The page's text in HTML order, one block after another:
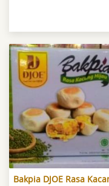
Bakpia DJOE Rasa